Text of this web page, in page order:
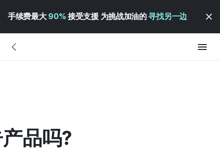
手续费最大 90% 接受支援 为挑战加油的寻找另一边
品吗?